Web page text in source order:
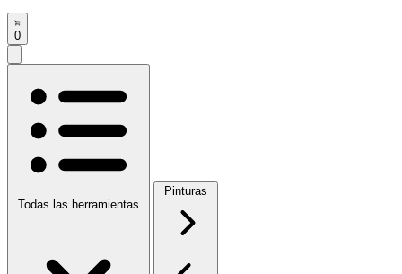
0
Todas las herramientas
Pinturas